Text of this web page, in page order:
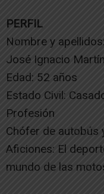
PERFIL
Nombre y apellidos:
José Ignacio
Edad: 52 años
Estado Civil:
Profesión
Chófer de autobús
Aficiones: El
mundo de las